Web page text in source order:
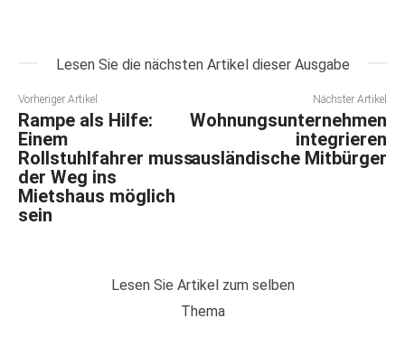
Lesen Sie die nächsten Artikel dieser Ausgabe
Vorheriger Artikel
Rampe als Hilfe:
Einem
Rollstuhlfahrer muss
der Weg ins
Mietshaus möglich
sein
Nächster Artikel
Wohnungsunternehmen
integrieren
ausländische Mitbürger
Lesen Sie Artikel zum selben
Thema